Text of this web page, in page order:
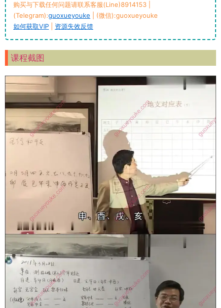
购买与下载任何问题请联系客服(Line)8914153 |
(Telegram):guoxueyouke | (微信):guoxueyouke
如何获取VIP
资源失效反馈
课程截图